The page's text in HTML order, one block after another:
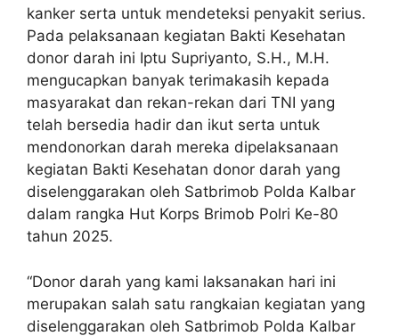
kanker serta untuk mendeteksi penyakit serius.
Pada pelaksanaan kegiatan Bakti Kesehatan
donor darah ini Iptu Supriyanto, S.H., M.H.
mengucapkan banyak terimakasih kepada
masyarakat dan rekan-rekan dari TNI yang
telah bersedia hadir dan ikut serta untuk
mendonorkan darah mereka dipelaksanaan
kegiatan Bakti Kesehatan donor darah yang
diselenggarakan oleh Satbrimob Polda Kalbar
dalam rangka Hut Korps Brimob Polri Ke-80
tahun 2025.
“Donor darah yang kami laksanakan hari ini
merupakan salah satu rangkaian kegiatan yang
diselenggarakan oleh Satbrimob Polda Kalbar